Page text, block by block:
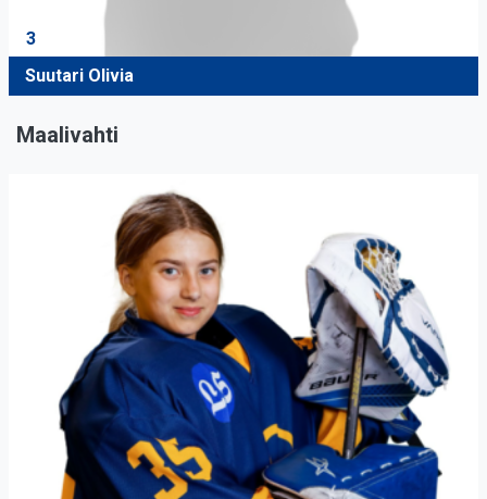
3
Suutari Olivia
Maalivahti